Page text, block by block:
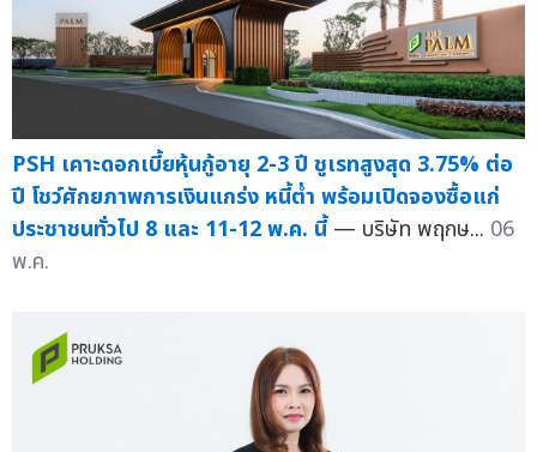
PSH เคาะดอกเบี้ยหุ้นกู้อายุ 2-3 ปี ชูเรทสูงสุด 3.75% ต่อ
ปี โชว์ศักยภาพการเงินแกร่ง หนี้ต่ำ พร้อมเปิดจองซื้อแก่
ประชาชนทั่วไป 8 และ 11-12 พ.ค. นี้ — บริษัท พฤกษ... 06
พ.ค.